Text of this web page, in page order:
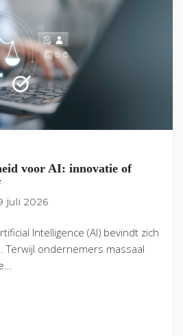
voor AI: innovatie of
juli 2026
Intelligence (AI) bevindt zich
Terwijl ondernemers massaal